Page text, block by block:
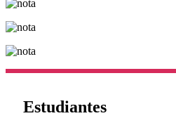
Estudiantes